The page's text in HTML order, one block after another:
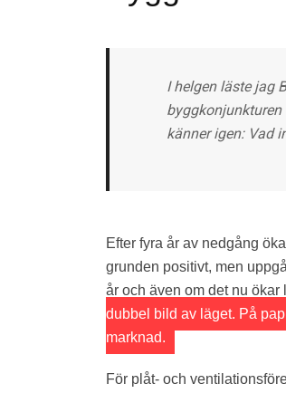
I helgen läste jag
känner igen: Vad
Efter fyra år av nedgång
grunden positivt, men
år och även om det nu
dubbel bild av läget. På
marknad.
För plåt- och